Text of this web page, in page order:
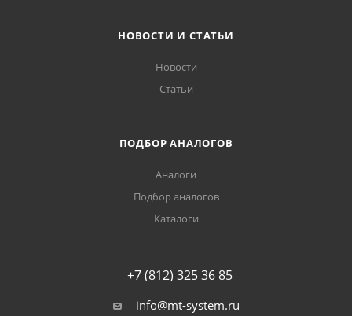
НОВОСТИ И СТАТЬИ
Новости
Статьи
ПОДБОР АНАЛОГОВ
Аналоги
Подбор аналогов
Каталоги
+7 (812) 325 36 85
info@mt-system.ru